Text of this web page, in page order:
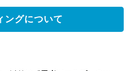
グについて